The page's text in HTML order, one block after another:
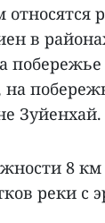
в
Зуйенхай.
8
реки с